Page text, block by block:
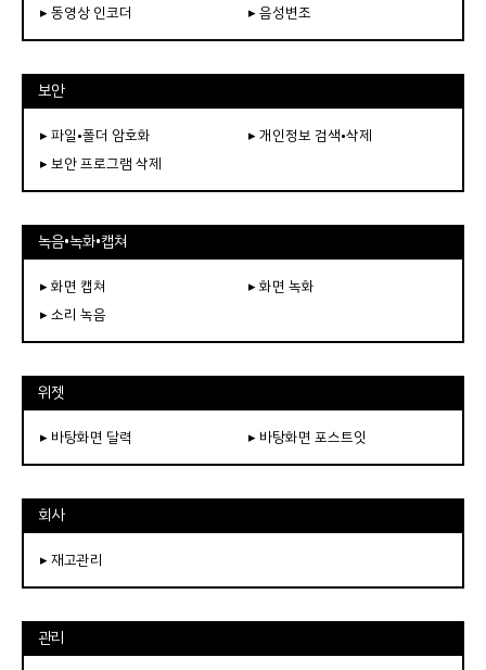
▸ 동영상 인코더 ▸ 음성변조
보안
▸ 파일•폴더 암호화
▸ 개인정보 검색•삭제
▸ 보안 프로그램 삭제
녹음•녹화•캡쳐
▸ 화면 캡쳐
▸ 화면 녹화
▸ 소리 녹음
위젯
▸ 바탕화면 달력 ▸ 바탕화면 포스트잇
회사
▸ 재고관리
관리